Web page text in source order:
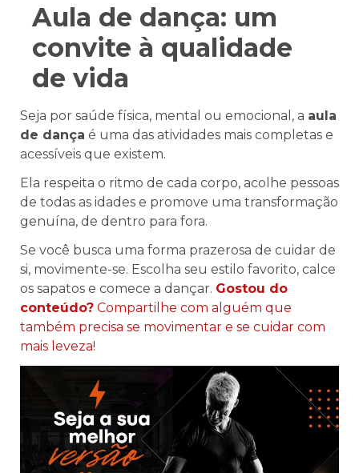
Aula de dança: um
convite à qualidade
de vida
Seja por saúde física, mental ou emocional, a aula
de dança é uma das atividades mais completas e
acessíveis que existem.
Ela respeita o ritmo de cada corpo, acolhe pessoas
de todas as idades e promove uma transformação
genuína, de dentro para fora.
Se você busca uma forma prazerosa de cuidar de
si, movimente-se. Escolha seu estilo favorito, calce
os sapatos e comece a dançar. Gostou do
conteúdo? Compartilhe com alguém que
também precisa se movimentar e se cuidar com
mais leveza!